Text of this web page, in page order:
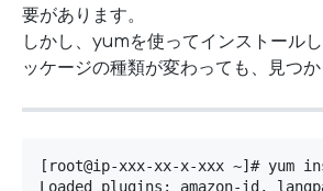
要があります。
しかし、yumを使ってインストール
ッケージの種類が変わっても、見つか
[root@ip-xxx-xx-x-xxx ~]# yum
Loaded plugins: amazon-id,